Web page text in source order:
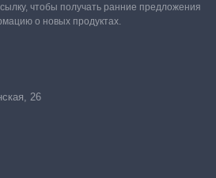
чтобы получать ранние предложения
о новых продуктах.
26